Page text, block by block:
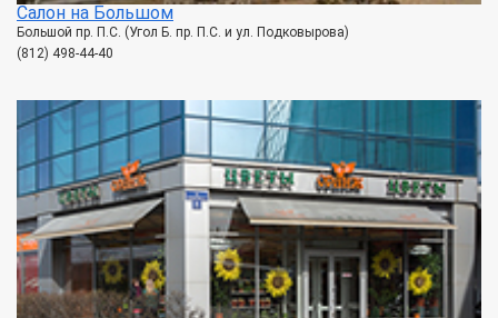
Салон на Большом
Большой пр. П.С. (Угол Б. пр. П.С. и ул. Подковырова)
(812) 498-44-40